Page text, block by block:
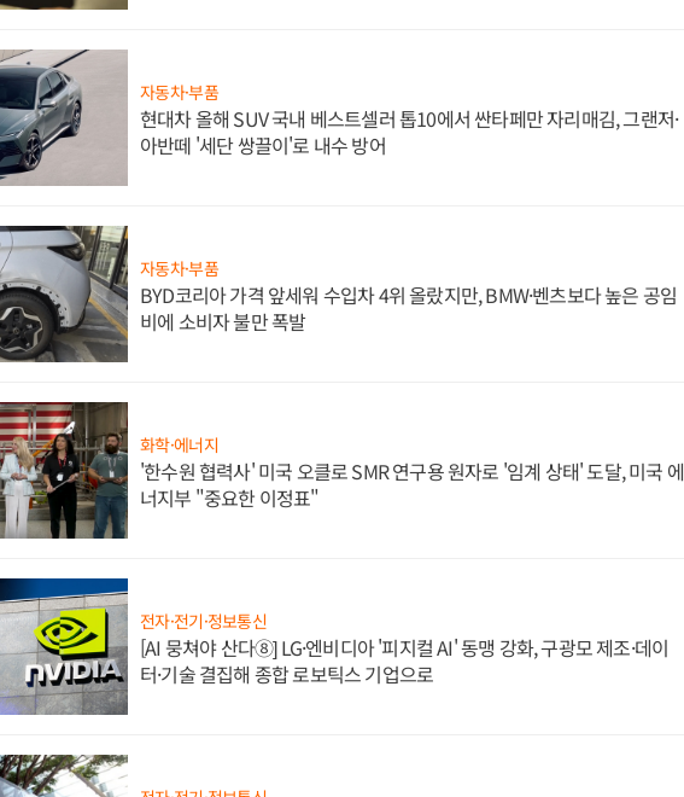
자동차·부품
현대차 올해 SUV 국내 베스트셀러 톱10에서 싼타페만 자리매김, 그랜저·
아반떼 '세단 쌍끌이'로 내수 방어
자동차·부품
BYD코리아 가격 앞세워 수입차 4위 올랐지만, BMW·벤츠보다 높은 공임
비에 소비자 불만 폭발
화학·에너지
'한수원 협력사' 미국 오클로 SMR 연구용 원자로 '임계 상태' 도달, 미국 에
너지부 "중요한 이정표"
전자·전기·정보통신
[AI 뭉쳐야 산다⑧] LG·엔비디아 '피지컬 AI' 동맹 강화, 구광모 제조·데이
터·기술 결집해 종합 로보틱스 기업으로